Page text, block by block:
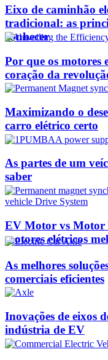
Eixo de caminhão
tradicional: as
conhecer
Por que os motores
coração da
Maximizando o
carro elétrico certo
As partes de um
saber
EV Motor vs Motor
motores elétricos
As melhores
comerciais eficientes
Inovações de eixos
indústria de EV